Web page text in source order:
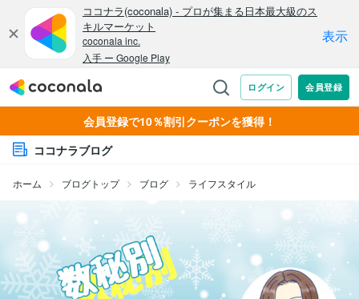
会員登録で10％割引クーポンを獲得！
ココナラブログ
ホーム ブログトップ ブログ ライフスタイル